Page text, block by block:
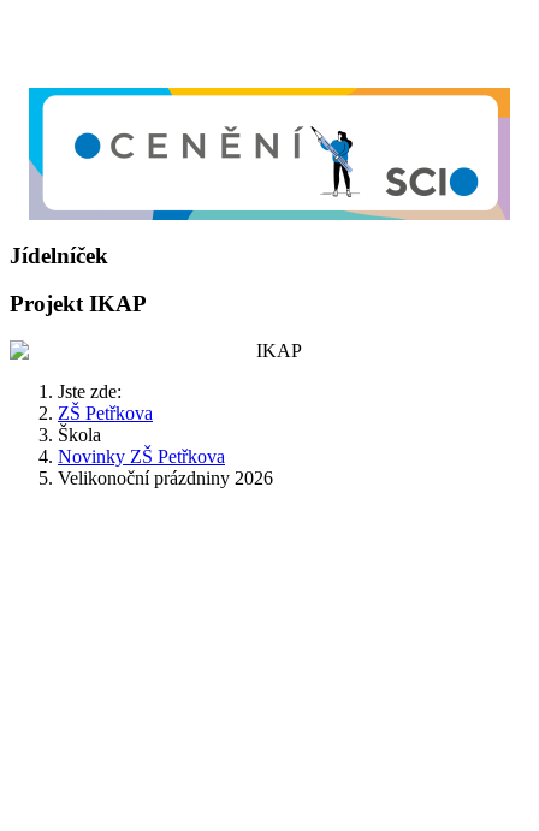
Jídelníček
Projekt IKAP
Jste zde:
ZŠ Petřkova
Škola
Novinky ZŠ Petřkova
Velikonoční prázdniny 2026